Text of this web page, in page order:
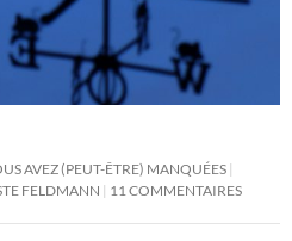
AVEZ (PEUT-ÊTRE) MANQUÉES
FELDMANN 11 COMMENTAIRES